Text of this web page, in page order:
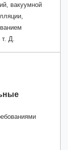
вакуумной
Д.